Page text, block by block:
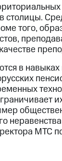
того,
в
МТС